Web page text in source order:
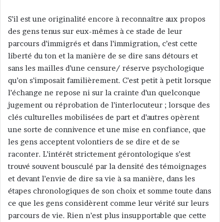
S’il est une originalité encore à reconnaître aux propos
des gens tenus sur eux-mêmes à ce stade de leur
parcours d’immigrés et dans l’immigration, c’est cette
liberté du ton et la manière de se dire sans détours et
sans les mailles d’une censure/ réserve psychologique
qu’on s’imposait familièrement. C’est petit à petit lorsque
l’échange ne repose ni sur la crainte d’un quelconque
jugement ou réprobation de l’interlocuteur ; lorsque des
clés culturelles mobilisées de part et d’autres opèrent
une sorte de connivence et une mise en confiance, que
les gens acceptent volontiers de se dire et de se
raconter. L’intérêt strictement gérontologique s’est
trouvé souvent bousculé par la densité des témoignages
et devant l’envie de dire sa vie à sa manière, dans les
étapes chronologiques de son choix et somme toute dans
ce que les gens considèrent comme leur vérité sur leurs
parcours de vie. Rien n’est plus insupportable que cette